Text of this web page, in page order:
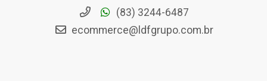
(83) 3244-6487
ecommerce@ldfgrupo.com.br